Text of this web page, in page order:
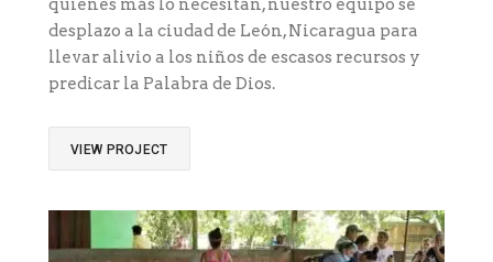
quienes más lo necesitan, nuestro equipo se
desplazo a la ciudad de León, Nicaragua para
llevar alivio a los niños de escasos recursos y
predicar la Palabra de Dios.
VIEW PROJECT